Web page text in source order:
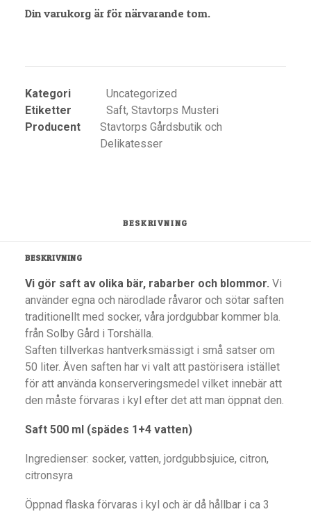
Din varukorg är för närvarande tom.
Kategori
Uncategorized
Etiketter
Saft, Stavtorps Musteri
Producent
Stavtorps Gårdsbutik och
Delikatesser
BESKRIVNING
BESKRIVNING
Vi gör saft av olika bär, rabarber och blommor. Vi
använder egna och närodlade råvaror och sötar saften
traditionellt med socker, våra jordgubbar kommer bla.
från Solby Gård i Torshälla.
Saften tillverkas hantverksmässigt i små satser om
50 liter. Även saften har vi valt att pastörisera istället
för att använda konserveringsmedel vilket innebär att
den måste förvaras i kyl efter det att man öppnat den.
Saft 500 ml (spädes 1+4 vatten)
Ingredienser: socker, vatten, jordgubbsjuice, citron,
citronsyra
Öppnad flaska förvaras i kyl och är då hållbar i ca 3